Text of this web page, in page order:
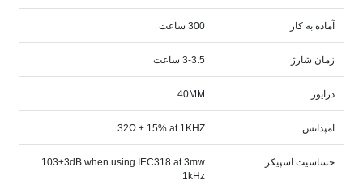
آماده به کار 300 ساعت
زمان شارژ 3-3.5 ساعت
درایور 40MM
امپدانس 32Ω ± 15% at 1KHZ
حساسیت اسپیکر
103±3dB when using IEC318 at 3mw
1kHz